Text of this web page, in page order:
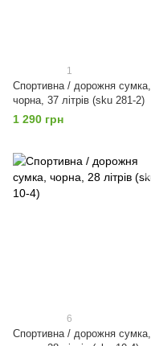
1
Спортивна / дорожня сумка,
чорна, 37 літрів (sku 281-2)
1 290 грн
6
Спортивна / дорожня сумка,